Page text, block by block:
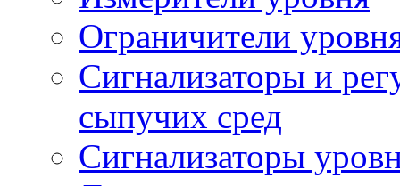
Ограничители
Сигнализаторы и
сыпучих сред
Сигнализаторы